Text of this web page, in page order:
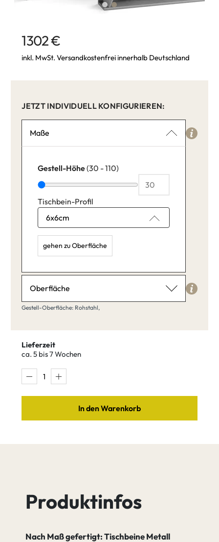
1302 €
inkl. MwSt. Versandkostenfrei innerhalb Deutschland
JETZT INDIVIDUELL KONFIGURIEREN:
Maße
Gestell-Höhe(30 - 110)
Tischbein-Profil
gehen zu Oberfläche
Oberfläche
Gestell-Oberfläche
Rohstahl
Pulver
Gestell-Oberfläche: Rohstahl,
Lieferzeit
ca. 5 bis 7 Wochen
In den Warenkorb
Produktinfos
Nach Maß gefertigt: Tischbeine Metall